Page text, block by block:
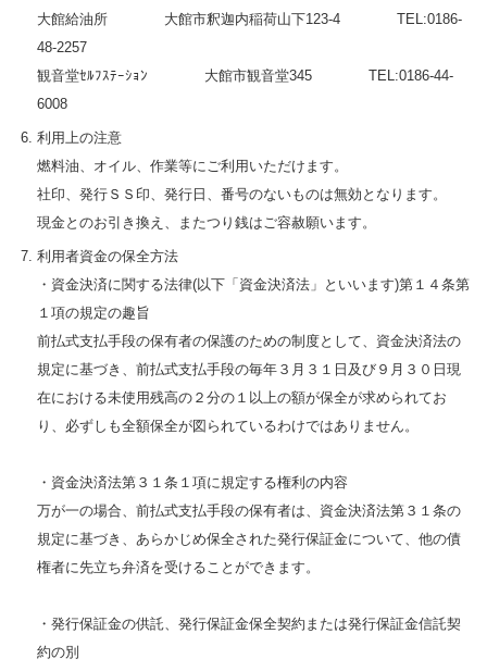
大館給油所 大館市釈迦内稲荷山下123-4 TEL:0186-
48-2257
観音堂ｾﾙﾌｽﾃｰｼｮﾝ 大館市観音堂345 TEL:0186-44-
6008
利用上の注意
燃料油、オイル、作業等にご利用いただけます。
社印、発行ＳＳ印、発行日、番号のないものは無効となります。
現金とのお引き換え、またつり銭はご容赦願います。
利用者資金の保全方法
・資金決済に関する法律(以下「資金決済法」といいます)第１４条第
１項の規定の趣旨
前払式支払手段の保有者の保護のための制度として、資金決済法の
規定に基づき、前払式支払手段の毎年３月３１日及び９月３０日現
在における未使用残高の２分の１以上の額が保全が求められてお
り、必ずしも全額保全が図られているわけではありません。
・資金決済法第３１条１項に規定する権利の内容
万が一の場合、前払式支払手段の保有者は、資金決済法第３１条の
規定に基づき、あらかじめ保全された発行保証金について、他の債
権者に先立ち弁済を受けることができます。
・発行保証金の供託、発行保証金保全契約または発行保証金信託契
約の別